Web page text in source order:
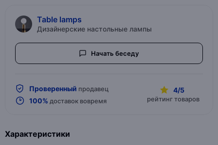
Table lamps
Дизайнерские настольные лампы
Начать беседу
Проверенный продавец
100% доставок вовремя
4/5
рейтинг товаров
Характеристики